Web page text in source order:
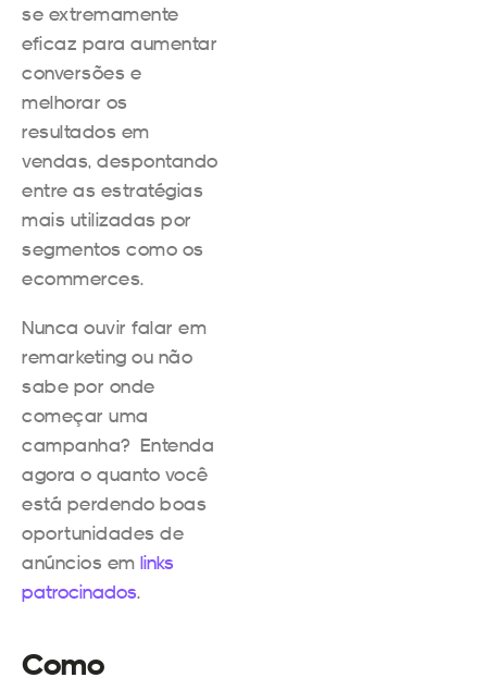
se extremamente
eficaz para aumentar
conversões e
melhorar os
resultados em
vendas, despontando
entre as estratégias
mais utilizadas por
segmentos como os
ecommerces.
Nunca ouvir falar em
remarketing ou não
sabe por onde
começar uma
campanha? Entenda
agora o quanto você
está perdendo boas
oportunidades de
anúncios em links
patrocinados.
Como